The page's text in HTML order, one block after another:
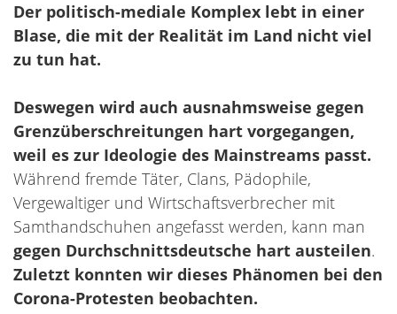
Der politisch-mediale Komplex lebt in einer
Blase, die mit der Realität im Land nicht viel
zu tun hat.
Deswegen wird auch ausnahmsweise gegen
Grenzüberschreitungen hart vorgegangen,
weil es zur Ideologie des Mainstreams passt.
Während fremde Täter, Clans, Pädophile,
Vergewaltiger und Wirtschaftsverbrecher mit
Samthandschuhen angefasst werden, kann man
gegen Durchschnittsdeutsche hart austeilen.
Zuletzt konnten wir dieses Phänomen bei den
Corona-Protesten beobachten.